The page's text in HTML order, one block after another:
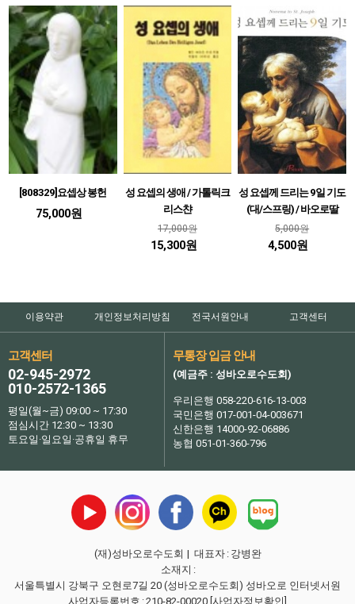
[808329]요셉상 봉헌
75,000원
성 요셉의 생애 / 가톨릭크
리스챤
17,000원
15,300원
성 요셉께 드리는 9일 기도
(대/스프링) / 바오로딸
5,000원
4,500원
이용약관 개인정보처리방침 전국서원안내 고객센터
고객센터
02-945-2972
010-2572-1365
평일(월~금) 09:00 ~ 17:30
점심시간 12:30 ~ 13:30
토요일·일요일·공휴일 휴무
무통장 입금 안내
(예금주 : 성바오로수도회)
우리은행 058-220-616-13-003
국민은행 017-001-04-003671
신한은행 14000-92-06886
농협 051-01-360-796
(재)성바오로수도회 | 대표자 : 강병완
소재지 :
서울특별시 강북구 오현로7길 20 (성바오로수도회) 성바오로 인터넷서원
사업자등록번호 :210-82-00020 [사업자정보확인]